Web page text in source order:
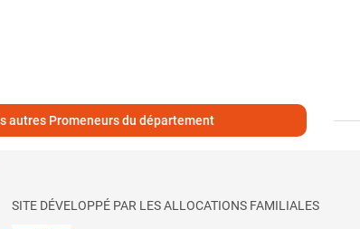
autres Promeneurs du département
SITE DÉVELOPPÉ PAR LES ALLOCATIONS FAMILIALES